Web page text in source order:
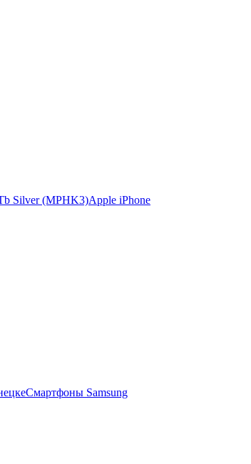
Apple iPhone
Смартфоны Samsung